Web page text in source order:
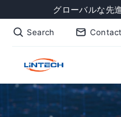
to
content
グローバルな先
Search Contact